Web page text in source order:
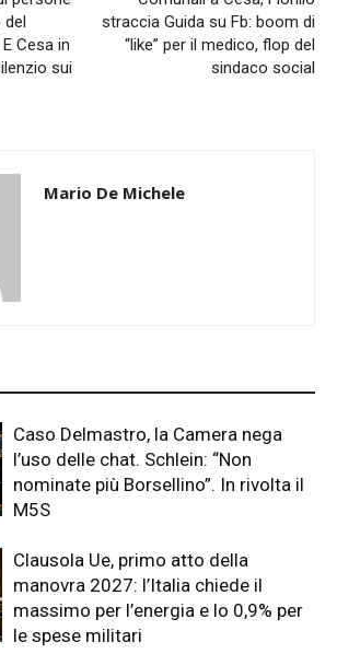
del
Cesa in
sui
straccia Guida su Fb: boom di
“like” per il medico, flop del
sindaco social
Mario De Michele
Caso Delmastro, la Camera nega
l’uso delle chat. Schlein: “Non
nominate più Borsellino”. In rivolta il
M5S
Clausola Ue, primo atto della
manovra 2027: l’Italia chiede il
massimo per l’energia e lo 0,9% per
le spese militari